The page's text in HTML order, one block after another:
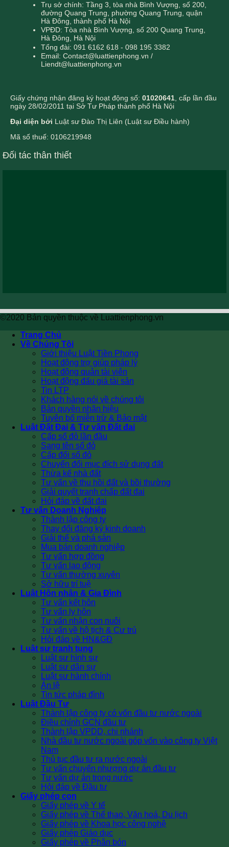
Trụ sở chính: Tầng 3, tòa nhà Bình Vượng, số 200,
đường Quang Trung, phường Quang Trung, quận
Hà Đông, thành phố Hà Nội
VPĐD: Tòa nhà Bình Vượng, số 200 Quang Trung,
Hà Đông, Hà Nội
Tổng đài: 091 6162 618 - 098 195 3382
Email: Contact@luattienphong.vn /
Liendt@luattienphong.vn
Giấy chứng nhận đăng ký hoạt động số: 01020641 , cấp lần đầu
ngày 28/02/2011 tại Sở Tư Pháp thành phố Hà Nội
Đại diện bởi Luật sư Đào Thị Liên (Luật sư Điều hành)
Mã số thuế: 0106219948
Đối tác thân thiết
©2020 Bản quyền thuộc về Luattienphong.vn
Trang Chủ
Về Chúng Tôi
Giới thiệu Luật Tiền Phong
Hoạt động trợ giúp pháp lý
Hoạt động quản tài viên
Hoạt động đấu giá tài sản
Tin LTP
Khách hàng nói về chúng tôi
Bản quyền nhãn hiệu
Tuyên bố miễn trừ & Bảo mật
Luật Đất Đai & Tư vấn Đất đai
Cấp sổ đỏ lần đầu
Sang tên sổ đỏ
Cấp đổi sổ đỏ
Chuyển đổi mục đích sử dụng đất
Thừa kế nhà đất
Tư vấn về thu hồi đất và bồi thường
Giải quyết tranh chấp đất đai
Hỏi đáp về đất đai
Tư vấn Doanh Nghiệp
Thành lập công ty
Thay đổi đăng ký kinh doanh
Giải thể và phá sản
Mua bán doanh nghiệp
Tư vấn hợp đồng
Tư vấn lao động
Tư vấn thường xuyên
Sở hữu trí tuệ
Luật Hôn nhân & Gia Đình
Tư vấn kết hôn
Tư vấn ly hôn
Tư vấn nhận con nuôi
Tư vấn về hộ tịch & Cư trú
Hỏi đáp về HN&GĐ
Luật sư tranh tụng
Luật sư hình sự
Luật sư dân sự
Luật sư hành chính
Án lệ
Tin tức pháp đình
Luật Đầu Tư
Thành lập công ty có vốn đầu tư nước ngoài
Điều chỉnh GCN đầu tư
Thành lập VPDD, chi nhánh
Nhà đầu tư nước ngoài góp vốn vào công ty Việt
Nam
Thủ tục đầu tư ra nước ngoài
Tư vấn chuyển nhượng dự án đầu tư
Tư vấn dự án trong nước
Hỏi đáp về Đầu tư
Giấy phép con
Giấy phép về Y tế
Giấy phép về Thể thao, Văn hoá, Du lịch
Giấy phép về Khoa học công nghệ
Giấy phép Giáo dục
Giấy phép về Phân bón